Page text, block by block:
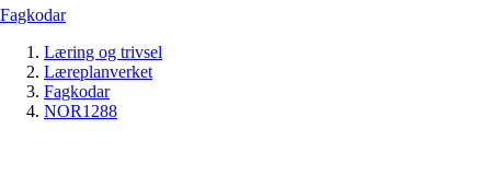
Fagkodar
Læring og trivsel
Læreplanverket
Fagkodar
NOR1288